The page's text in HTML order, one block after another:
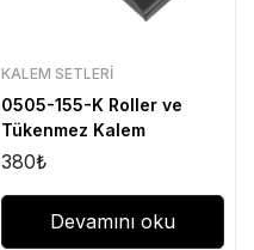
KALEM SETLERI
0505-155-K Roller ve
Tükenmez Kalem
380₺
Devamını oku